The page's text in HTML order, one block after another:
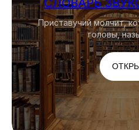
СЛОВАРЬ
Приставучий молчит,
головы,